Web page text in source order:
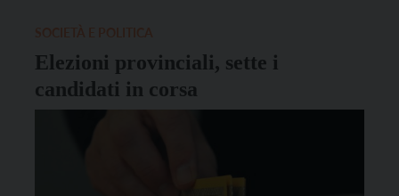
Elezioni provinciali, sette i
candidati in corsa